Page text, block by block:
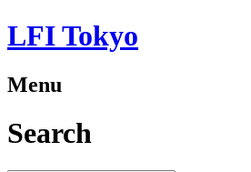
LFI Tokyo
Menu
Search